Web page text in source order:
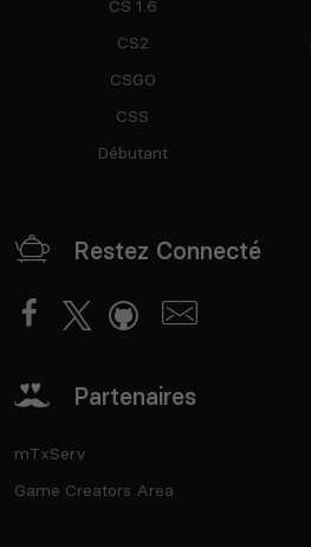
CS 1.6
CS2
CSGO
CSS
Débutant
Restez Connecté
Partenaires
mTxServ
Game Creators Area